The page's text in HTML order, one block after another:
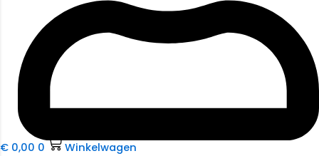
€ 0,00 0 Winkelwagen